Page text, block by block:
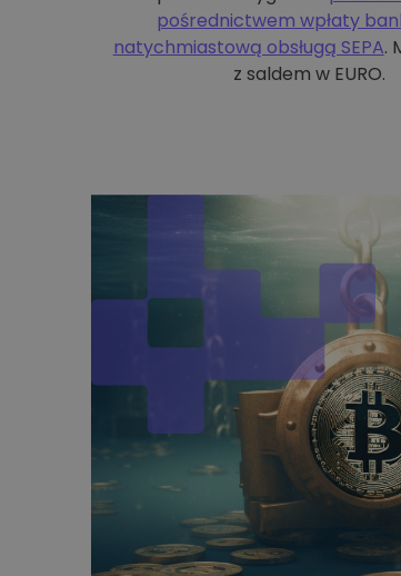
pośrednictwem wpłaty
natychmiastową obsługą SEPA.
z saldem w EURO.